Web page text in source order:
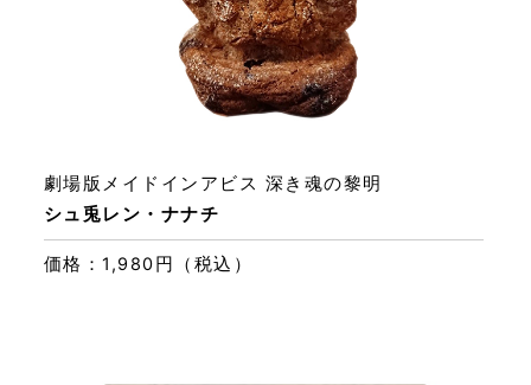
シュ兎レン・ナナチ
劇場版メイドインアビス 深き魂の黎明
価格：1,980円（税込）